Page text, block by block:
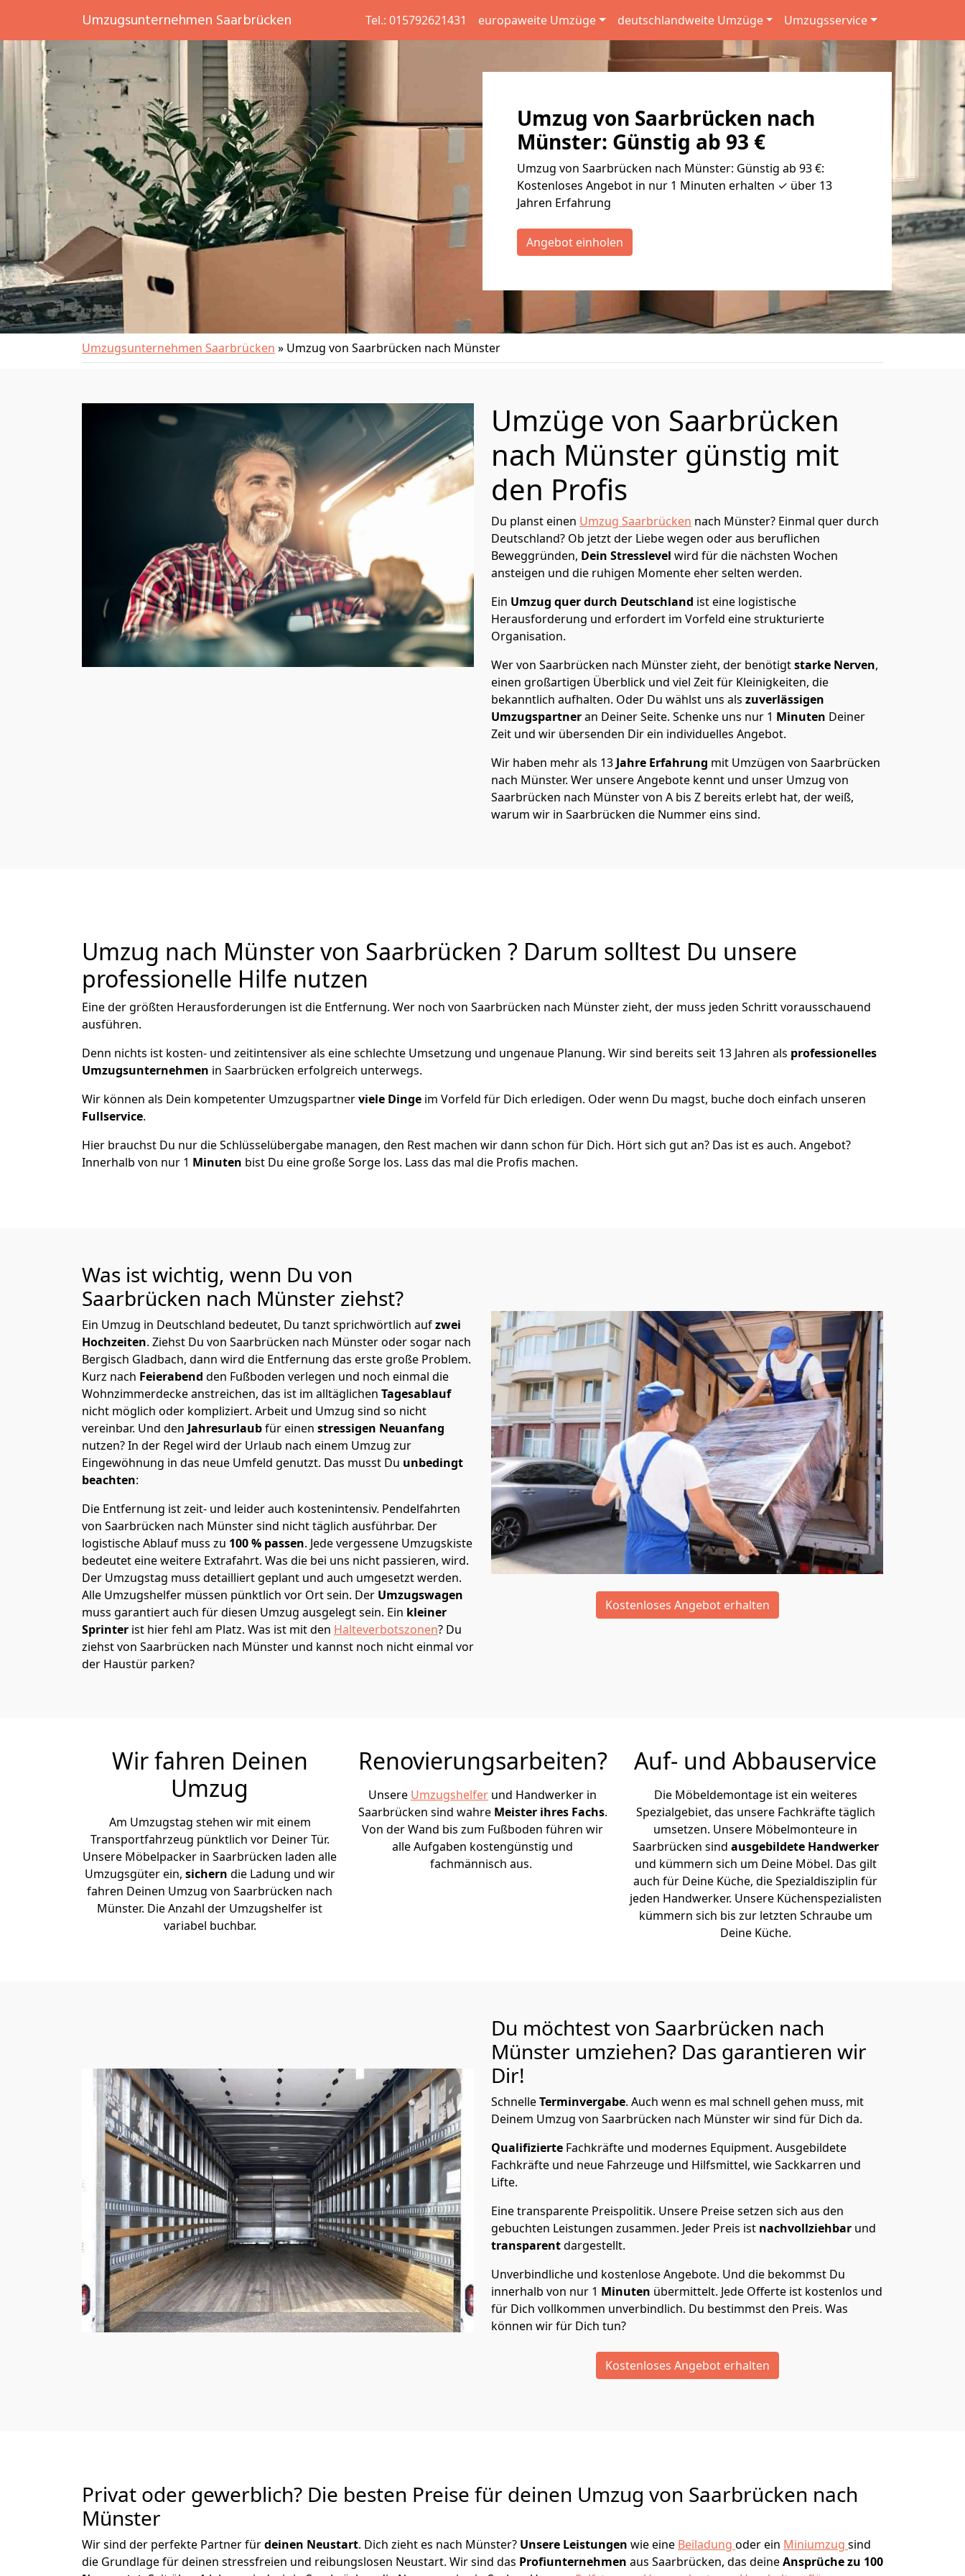
Umzugsunternehmen Saarbrücken Tel.: 015792621431 europaweite Umzüge deutschlandweite Umzüge Umzugsservice
Umzug von Saarbrücken nach
Münster: Günstig ab 93 €
Umzug von Saarbrücken nach Münster: Günstig ab 93 €:
Kostenloses Angebot in nur 1 Minuten erhalten ✓ über 13
Jahren Erfahrung
Angebot einholen
Umzugsunternehmen Saarbrücken » Umzug von Saarbrücken nach Münster
Umzüge von Saarbrücken
nach Münster günstig mit
den Profis
Du planst einen Umzug Saarbrücken nach Münster? Einmal quer durch
Deutschland? Ob jetzt der Liebe wegen oder aus beruflichen
Beweggründen, Dein Stresslevel wird für die nächsten Wochen
ansteigen und die ruhigen Momente eher selten werden.
Ein Umzug quer durch Deutschland ist eine logistische
Herausforderung und erfordert im Vorfeld eine strukturierte
Organisation.
Wer von Saarbrücken nach Münster zieht, der benötigtstarke Nerven,
einen großartigen Überblick und viel Zeit für Kleinigkeiten, die
bekanntlich aufhalten. Oder Du wählst uns als zuverlässigen
Umzugspartneran Deiner Seite. Schenke uns nur 1 Minuten Deiner
Zeit und wir übersenden Dir ein individuelles Angebot.
Wir haben mehr als 13 Jahre Erfahrung mit Umzügen von Saarbrücken
nach Münster. Wer unsere Angebote kennt und unser Umzug von
Saarbrücken nach Münster von A bis Z bereits erlebt hat, der weiß,
warum wir in Saarbrücken die Nummer eins sind.
Umzug nach Münster von Saarbrücken ? Darum solltest Du unsere
professionelle Hilfe nutzen
Eine der größten Herausforderungen ist die Entfernung. Wer noch von Saarbrücken nach Münster zieht, der muss jeden Schritt vorausschauend
ausführen.
Denn nichts ist kosten- und zeitintensiver als eine schlechte Umsetzung und ungenaue Planung. Wir sind bereits seit 13 Jahren als professionelles
Umzugsunternehmen in Saarbrücken erfolgreich unterwegs.
Wir können als Dein kompetenter Umzugspartnerviele Dinge im Vorfeld für Dich erledigen. Oder wenn Du magst, buche doch einfach unseren
Fullservice.
Hier brauchst Du nur die Schlüsselübergabe managen, den Rest machen wir dann schon für Dich. Hört sich gut an? Das ist es auch. Angebot?
Innerhalb von nur 1 Minuten bist Du eine große Sorge los. Lass das mal die Profis machen.
Was ist wichtig, wenn Du von
Saarbrücken nach Münster ziehst?
Ein Umzug in Deutschland bedeutet, Du tanzt sprichwörtlich aufzwei
Hochzeiten. Ziehst Du von Saarbrücken nach Münster oder sogar nach
Bergisch Gladbach, dann wird die Entfernung das erste große Problem.
Kurz nach Feierabend den Fußboden verlegen und noch einmal die
Wohnzimmerdecke anstreichen, das ist im alltäglichen Tagesablauf
nicht möglich oder kompliziert. Arbeit und Umzug sind so nicht
vereinbar. Und den Jahresurlaubfür einen stressigen Neuanfang
nutzen? In der Regel wird der Urlaub nach einem Umzug zur
Eingewöhnung in das neue Umfeld genutzt. Das musst Du unbedingt
beachten:
Die Entfernung ist zeit- und leider auch kostenintensiv. Pendelfahrten
von Saarbrücken nach Münster sind nicht täglich ausführbar. Der
logistische Ablauf muss zu 100 % passen. Jede vergessene Umzugskiste
bedeutet eine weitere Extrafahrt. Was die bei uns nicht passieren, wird.
Der Umzugstag muss detailliert geplant und auch umgesetzt werden.
Alle Umzugshelfer müssen pünktlich vor Ort sein. Der Umzugswagen
muss garantiert auch für diesen Umzug ausgelegt sein. Ein kleiner
Sprinter ist hier fehl am Platz. Was ist mit den Halteverbotszonen? Du
ziehst von Saarbrücken nach Münster und kannst noch nicht einmal vor
der Haustür parken?
Kostenloses Angebot erhalten
Wir fahren Deinen
Umzug
Am Umzugstag stehen wir mit einem
Transportfahrzeug pünktlich vor Deiner Tür.
Unsere Möbelpacker in Saarbrücken laden alle
Umzugsgüter ein, sichern die Ladung und wir
fahren Deinen Umzug von Saarbrücken nach
Münster. Die Anzahl der Umzugshelfer ist
variabel buchbar.
Renovierungsarbeiten?
Unsere Umzugshelfer und Handwerker in
Saarbrücken sind wahre Meister ihres Fachs.
Von der Wand bis zum Fußboden führen wir
alle Aufgaben kostengünstig und
fachmännisch aus.
Auf- und Abbauservice
Die Möbeldemontage ist ein weiteres
Spezialgebiet, das unsere Fachkräfte täglich
umsetzen. Unsere Möbelmonteure in
Saarbrücken sind ausgebildete Handwerker
und kümmern sich um Deine Möbel. Das gilt
auch für Deine Küche, die Spezialdisziplin für
jeden Handwerker. Unsere Küchenspezialisten
kümmern sich bis zur letzten Schraube um
Deine Küche.
Du möchtest von Saarbrücken nach
Münster umziehen? Das garantieren wir
Dir!
SchnelleTerminvergabe. Auch wenn es mal schnell gehen muss, mit
Deinem Umzug von Saarbrücken nach Münster wir sind für Dich da.
Qualifizierte Fachkräfte und modernes Equipment. Ausgebildete
Fachkräfte und neue Fahrzeuge und Hilfsmittel, wie Sackkarren und
Lifte.
Eine transparente Preispolitik. Unsere Preise setzen sich aus den
gebuchten Leistungen zusammen. Jeder Preis ist nachvollziehbar und
transparentdargestellt.
Unverbindliche und kostenlose Angebote. Und die bekommst Du
innerhalb von nur 1 Minuten übermittelt. Jede Offerte ist kostenlos und
für Dich vollkommen unverbindlich. Du bestimmst den Preis. Was
können wir für Dich tun?
Kostenloses Angebot erhalten
Privat oder gewerblich? Die besten Preise für deinen Umzug von Saarbrücken nach
Münster
Wir sind der perfekte Partner fürdeinen Neustart. Dich zieht es nach Münster? Unsere Leistungen wie eine Beiladung oder ein Miniumzug sind
die Grundlage für deinen stressfreien und reibungslosen Neustart. Wir sind das Profiunternehmen aus Saarbrücken, das deineAnsprüche zu 100